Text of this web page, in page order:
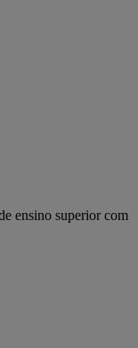
ensino superior com